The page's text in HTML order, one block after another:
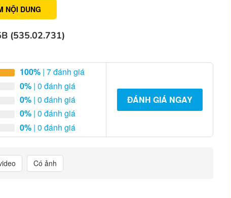
NỘI DUNG
(535.02.731)
100% | 7 đánh giá
0% | 0 đánh giá
0% | 0 đánh giá
0% | 0 đánh giá
0% | 0 đánh giá
ĐÁNH GIÁ NGAY
Có ảnh